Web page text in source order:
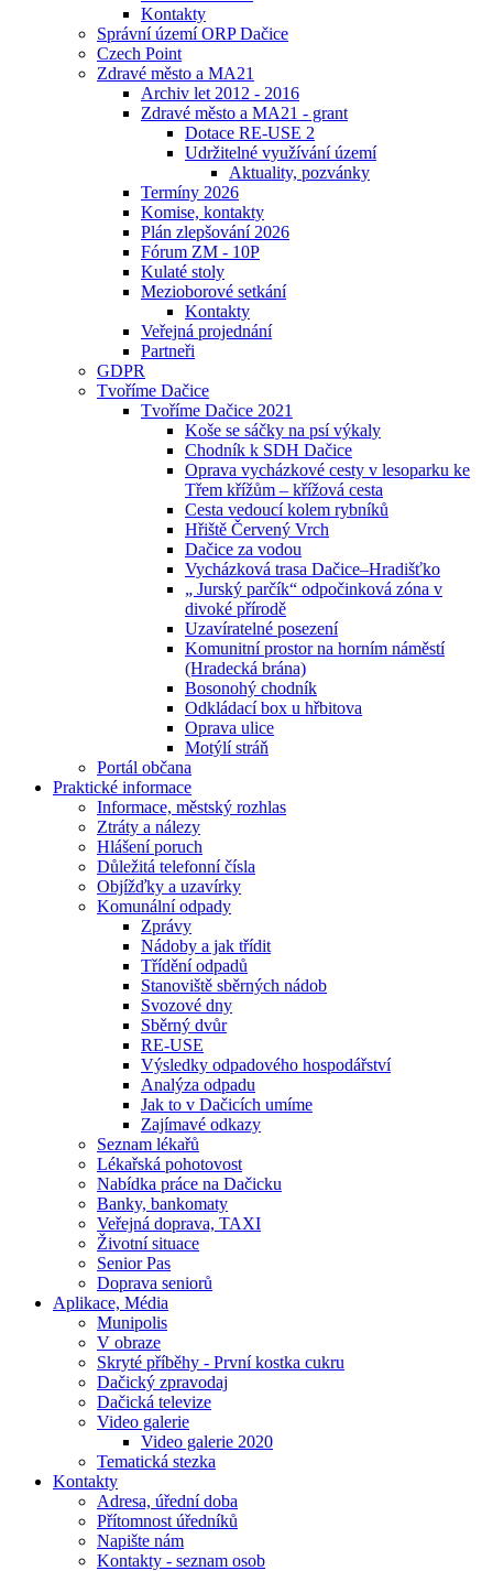
Kontakty
Správní území ORP Dačice
Czech Point
Zdravé město a MA21
Archiv let 2012 - 2016
Zdravé město a MA21 - grant
Dotace RE-USE 2
Udržitelné využívání území
Aktuality, pozvánky
Termíny 2026
Komise, kontakty
Plán zlepšování 2026
Fórum ZM - 10P
Kulaté stoly
Mezioborové setkání
Kontakty
Veřejná projednání
Partneři
GDPR
Tvoříme Dačice
Tvoříme Dačice 2021
Koše se sáčky na psí výkaly
Chodník k SDH Dačice
Oprava vycházkové cesty v lesoparku ke
Třem křížům – křížová cesta
Cesta vedoucí kolem rybníků
Hřiště Červený Vrch
Dačice za vodou
Vycházková trasa Dačice–Hradišťko
„ Jurský parčík“ odpočinková zóna v
divoké přírodě
Uzavíratelné posezení
Komunitní prostor na horním náměstí
(Hradecká brána)
Bosonohý chodník
Odkládací box u hřbitova
Oprava ulice
Motýlí stráň
Portál občana
Praktické informace
Informace, městský rozhlas
Ztráty a nálezy
Hlášení poruch
Důležitá telefonní čísla
Objížďky a uzavírky
Komunální odpady
Zprávy
Nádoby a jak třídit
Třídění odpadů
Stanoviště sběrných nádob
Svozové dny
Sběrný dvůr
RE-USE
Výsledky odpadového hospodářství
Analýza odpadu
Jak to v Dačicích umíme
Zajímavé odkazy
Seznam lékařů
Lékařská pohotovost
Nabídka práce na Dačicku
Banky, bankomaty
Veřejná doprava, TAXI
Životní situace
Senior Pas
Doprava seniorů
Aplikace, Média
Munipolis
V obraze
Skryté příběhy - První kostka cukru
Dačický zpravodaj
Dačická televize
Video galerie
Video galerie 2020
Tematická stezka
Kontakty
Adresa, úřední doba
Přítomnost úředníků
Napište nám
Kontakty - seznam osob